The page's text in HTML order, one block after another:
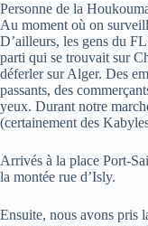
Personne de la
Au moment où on
D’ailleurs, les gens du
parti qui se trouvait sur
déferler sur Alger. Des
passants, des
yeux. Durant notre
(certainement des
Arrivés à la place Port-
la montée rue d’Isly.
Ensuite, nous avons pris